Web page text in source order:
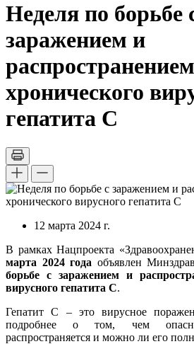
Неделя по борьбе
заражением и
распространением
хронического
гепатита С
12 марта 2024 г.
В рамках Нацпроекта
марта 2024 года объявлен
борьбе с заражением и
вирусного гепатита С.
Гепатит C – это вирусное
подробнее о том, чем
распространяется и можно ли его